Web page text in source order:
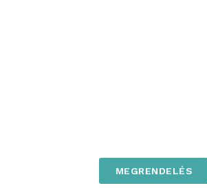
MEGRENDELÉS